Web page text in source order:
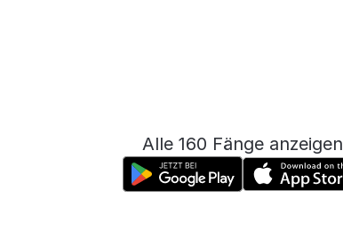
Alle 160 Fänge anzeigen